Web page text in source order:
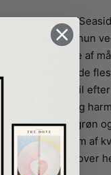
med titlen
havet, eller er hun
En gruppe af
Et øjeblik, de
Der er plads til
Den rolige og
af blå, grøn
dynamik i form af
der flyver over